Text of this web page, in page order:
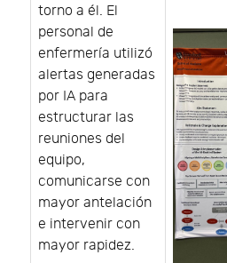
torno a él. El
personal de
enfermería utilizó
alertas generadas
por IA para
estructurar las
reuniones del
equipo,
comunicarse con
mayor antelación
e intervenir con
mayor rapidez.